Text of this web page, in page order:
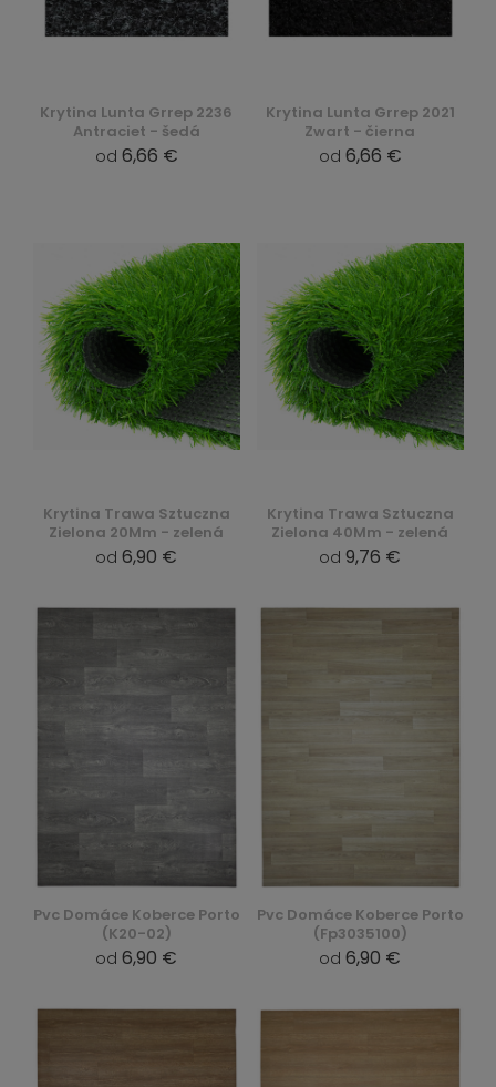
Krytina Lunta Grrep 2236
Antraciet - šedá
od 6,66 €
Krytina Lunta Grrep 2021
Zwart - čierna
od 6,66 €
Krytina Trawa Sztuczna
Zielona 20Mm - zelená
od 6,90 €
Krytina Trawa Sztuczna
Zielona 40Mm - zelená
od 9,76 €
Pvc Domáce Koberce Porto
(K20-02)
od 6,90 €
Pvc Domáce Koberce Porto
(Fp3035100)
od 6,90 €